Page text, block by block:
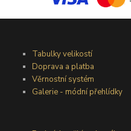
Tabulky velikostí
Doprava a platba
Věrnostní systém
Galerie - módní přehlídky